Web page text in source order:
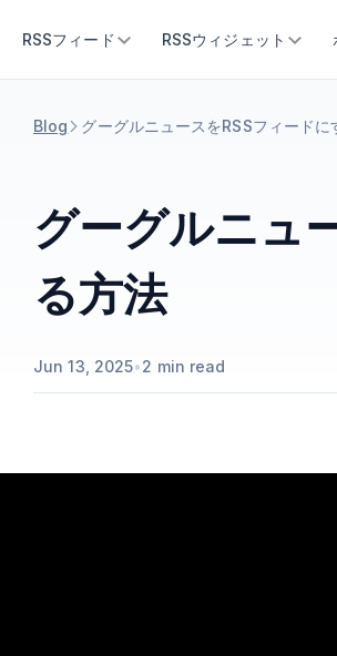
RSSフィード RSSウィジェット
Blog グーグルニュースをRSSフィードに
グーグルニュ
る方法
Jun 13, 2025•2 min read